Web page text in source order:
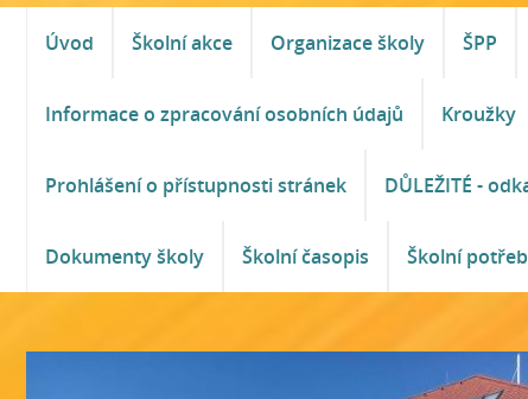
Úvod Školní akce Organizace školy ŠPP
Informace o zpracování osobních údajů Kroužky
Prohlášení o přístupnosti stránek DŮLEŽITÉ -
Dokumenty školy Školní časopis Školní